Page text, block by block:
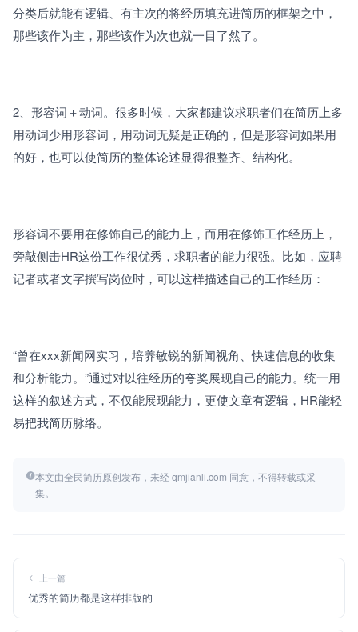
分类后就能有逻辑、有主次的将经历填充进简历的框架之中，
那些该作为主，那些该作为次也就一目了然了。
2、形容词＋动词。很多时候，大家都建议求职者们在简历上多
用动词少用形容词，用动词无疑是正确的，但是形容词如果用
的好，也可以使简历的整体论述显得很整齐、结构化。
形容词不要用在修饰自己的能力上，而用在修饰工作经历上，
旁敲侧击HR这份工作很优秀，求职者的能力很强。比如，应聘
记者或者文字撰写岗位时，可以这样描述自己的工作经历：
“曾在xxx新闻网实习，培养敏锐的新闻视角、快速信息的收集
和分析能力。”通过对以往经历的夸奖展现自己的能力。统一用
这样的叙述方式，不仅能展现能力，更使文章有逻辑，HR能轻
易把我简历脉络。
本文由全民简历原创发布，未经 qmjianli.com 同意，不得转载或采
集。
上一篇
优秀的简历都是这样排版的